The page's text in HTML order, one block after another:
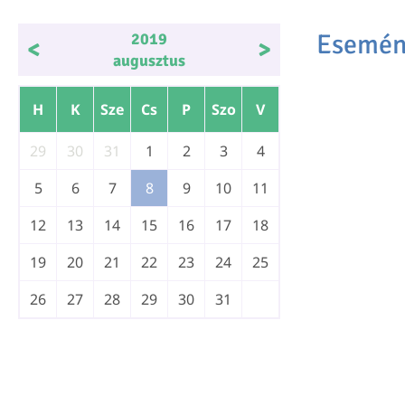
<
2019
augusztus
>
H K Sze Cs P Szo V
29 30 31 1 2 3
4
5
6 7 8 9 10
11
12
13 14 15 16 17
18
19
20 21 22 23 24
25
26
27 28 29 30 31